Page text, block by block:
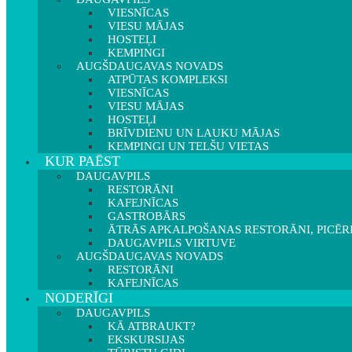
VIESNĪCAS
VIESU MĀJAS
HOSTEĻI
KEMPINGI
AUGŠDAUGAVAS NOVADS
ATPŪTAS KOMPLEKSI
VIESNĪCAS
VIESU MĀJAS
HOSTEĻI
BRĪVDIENU UN LAUKU MĀJAS
KEMPINGI UN TELŠU VIETAS
KUR PAĒST
DAUGAVPILS
RESTORĀNI
KAFEJNĪCAS
GASTROBĀRS
ĀTRĀS APKALPOŠANAS RESTORĀNI,
DAUGAVPILS VIRTUVE
AUGŠDAUGAVAS NOVADS
RESTORĀNI
KAFEJNĪCAS
NODERĪGI
DAUGAVPILS
KĀ ATBRAUKT?
EKSKURSIJAS